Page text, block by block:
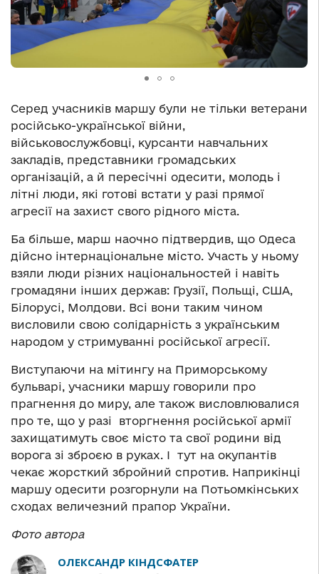
Серед учасників маршу були не тільки ветерани
російсько-української війни,
військовослужбовці, курсанти навчальних
закладів, представники громадських
організацій, а й пересічні одесити, молодь і
літні люди, які готові встати у разі прямої
агресії на захист свого рідного міста.
Ба більше, марш наочно підтвердив, що Одеса
дійсно інтернаціональне місто. Участь у ньому
взяли люди різних національностей і навіть
громадяни інших держав: Грузії, Польщі, США,
Білорусі, Молдови. Всі вони таким чином
висловили свою солідарність з українським
народом у стримуванні російської агресії.
Виступаючи на мітингу на Приморському
бульварі, учасники маршу говорили про
прагнення до миру, але також висловлювалися
про те, що у разі вторгнення російської армії
захищатимуть своє місто та свої родини від
ворога зі зброєю в руках. І тут на окупантів
чекає жорсткий збройний спротив. Наприкінці
маршу одесити розгорнули на Потьомкінських
сходах величезний прапор України.
Фото автора
ОЛЕКСАНДР КІНДСФАТЕР